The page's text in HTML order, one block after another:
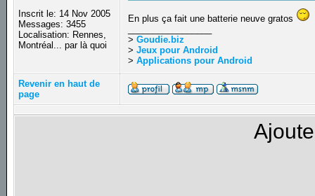
Inscrit le: 14 Nov 2005
Messages: 3455
Localisation: Rennes,
Montréal... par là quoi
En plus ça fait une batterie neuve gratos
>Goudie.biz
>Jeux pour Android
>Applications pour Android
Revenir en haut de
page